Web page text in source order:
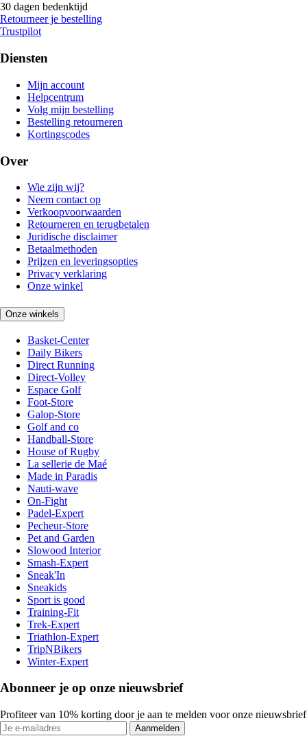
30 dagen bedenktijd
Retourneer je bestelling
Trustpilot
Diensten
Mijn account
Helpcentrum
Volg mijn bestelling
Bestelling retourneren
Kortingscodes
Over
Wie zijn wij?
Neem contact op
Verkoopvoorwaarden
Retourneren en terugbetalen
Juridische disclaimer
Betaalmethoden
Prijzen en leveringsopties
Privacy verklaring
Onze winkel
Onze winkels
Basket-Center
Daily Bikers
Direct Running
Direct-Volley
Espace Golf
Foot-Store
Galop-Store
Golf and co
Handball-Store
House of Rugby
La sellerie de Maé
Made in Paradis
Nauti-wave
On-Fight
Padel-Expert
Pecheur-Store
Pet and Garden
Slowood Interior
Smash-Expert
Sneak'In
Sneakids
Sport is good
Training-Fit
Trek-Expert
Triathlon-Expert
TripNBikers
Winter-Expert
Abonneer je op onze nieuwsbrief
Profiteer van 10% korting door je aan te melden voor onze nieuwsbrief
Aanmelden